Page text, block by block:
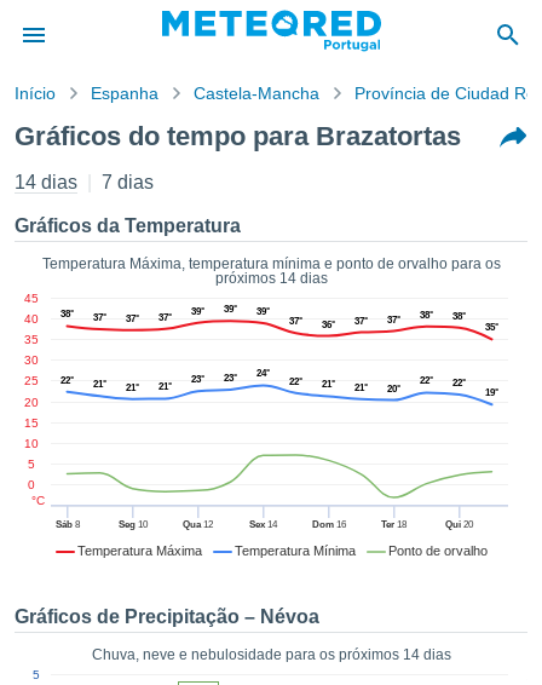
da
foi
por
para
que as
a este
das
opções:
e
forma
digital
Início Espanha Castela-Mancha Província de Ciudad
Gráficos do tempo para Brazatortas
14 dias 7 dias
Gráficos da Temperatura
Temperatura Máxima, temperatura mínima e ponto de orvalho para os
próximos 14 dias
Temperatura Máxima Temperatura Mínima Ponto de orvalho
Sáb8 Seg10 Qua12 Sex 14 Dom16 Ter 18 Qui 20
0
5
10
15
20
25
30
35
40
45
°C
38° 37° 37° 37°
39° 39°
39°
37°
36° 37° 37° 38°
38°
35°
22° 21° 21° 21°
23° 23° 24°
22° 21° 21° 20°
22°
22°
19°
Gráficos de Precipitação – Névoa
Chuva, neve e nebulosidade para os próximos 14 dias
5